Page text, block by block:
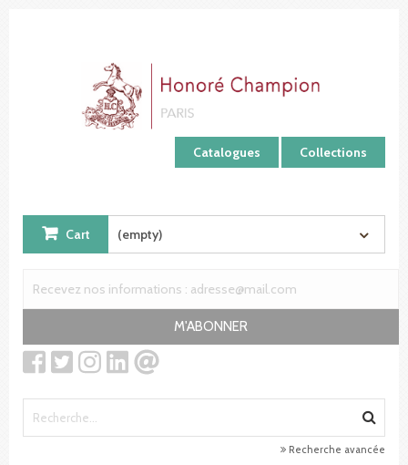
Catalogues Collections
Cart (empty)
M'ABONNER
Recherche avancée